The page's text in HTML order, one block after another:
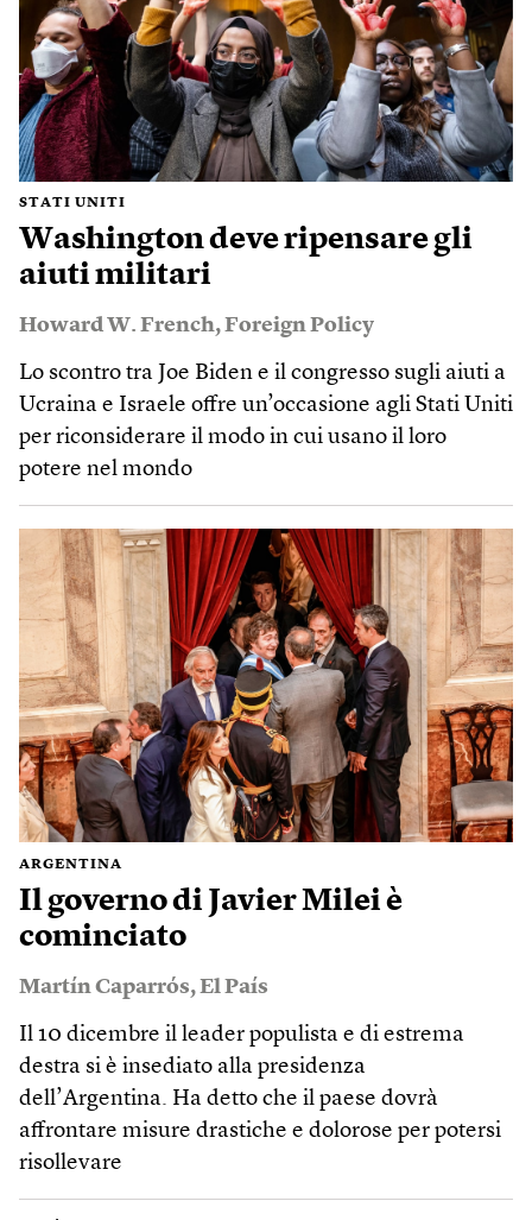
STATI UNITI
Washington deve ripensare gli
aiuti militari
Howard W. French,Foreign Policy
Lo scontro tra Joe Biden e il congresso sugli aiuti a
Ucraina e Israele offre un’occasione agli Stati Uniti
per riconsiderare il modo in cui usano il loro
potere nel mondo
ARGENTINA
Il governo di Javier Milei è
cominciato
Martín Caparrós,El País
Il 10 dicembre il leader populista e di estrema
destra si è insediato alla presidenza
dell’Argentina. Ha detto che il paese dovrà
affrontare misure drastiche e dolorose per potersi
risollevare